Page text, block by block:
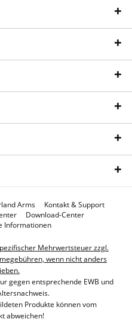
Arms
Kontakt & Support
Download-Center
Informationen
Mehrwertsteuer zzgl.
wenn nicht anders
gegen entsprechende EWB und
Produkte können vom
abweichen!